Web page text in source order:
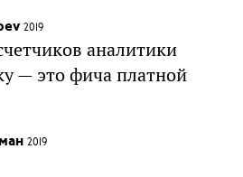
2019
аналитики
— это фича платной
2019